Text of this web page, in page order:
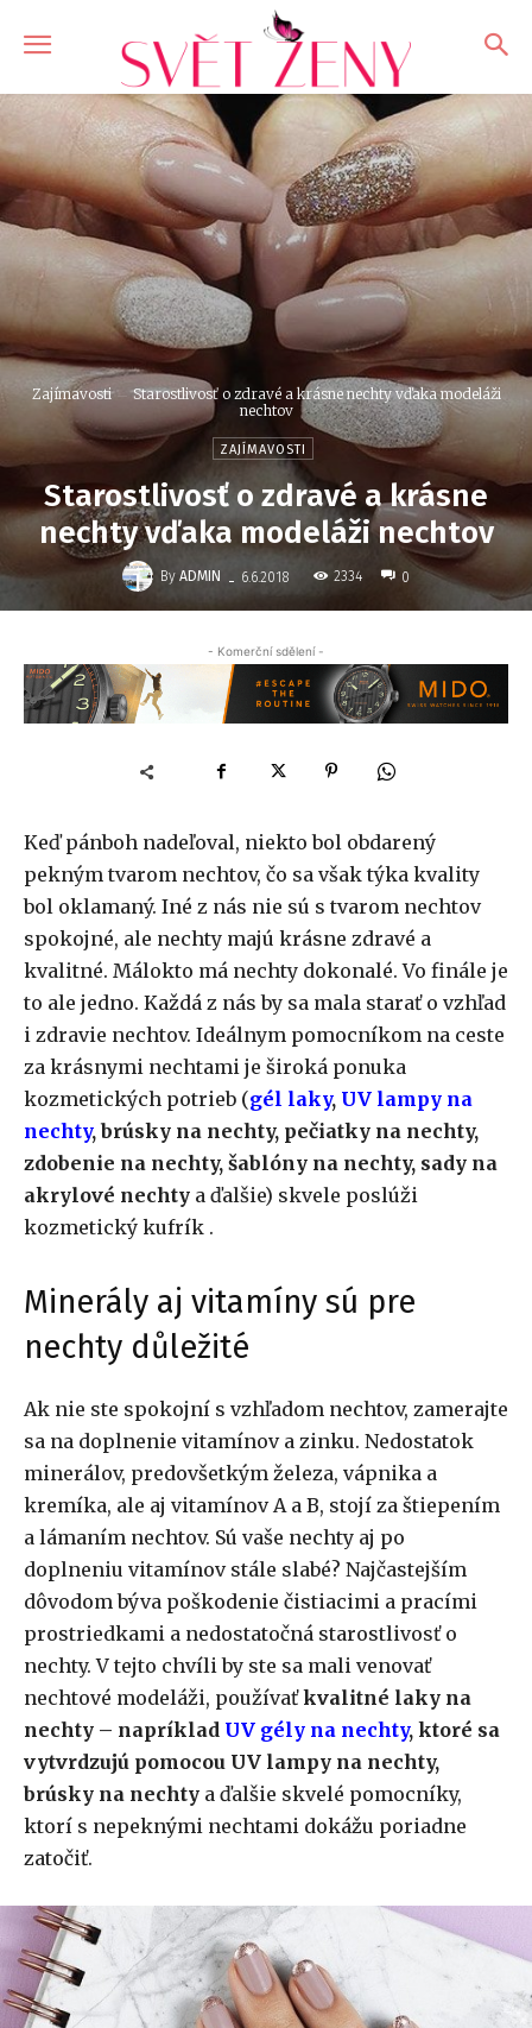
Zajímavosti
Starostlivosť o zdravé a krásne nechty vďaka modeláži
nechtov
ZAJÍMAVOSTI
Starostlivosť o zdravé a krásne
nechty vďaka modeláži nechtov
By ADMIN - 6.6.2018 2334 0
- Komerční sdělení -
Keď pánboh nadeľoval, niekto bol obdarený
pekným tvarom nechtov, čo sa však týka kvality
bol oklamaný. Iné z nás nie sú s tvarom nechtov
spokojné, ale nechty majú krásne zdravé a
kvalitné. Málokto má nechty dokonalé. Vo finále je
to ale jedno. Každá z nás by sa mala starať o vzhľad
i zdravie nechtov. Ideálnym pomocníkom na ceste
za krásnymi nechtami je široká ponuka
kozmetických potrieb (gél laky, UV lampy na
nechty, brúsky na nechty, pečiatky na nechty,
zdobenie na nechty, šablóny na nechty, sady na
akrylové nechty a ďalšie) skvele poslúži
kozmetický kufrík .
Minerály aj vitamíny sú pre
nechty důležité
Ak nie ste spokojní s vzhľadom nechtov, zamerajte
sa na doplnenie vitamínov a zinku. Nedostatok
minerálov, predovšetkým železa, vápnika a
kremíka, ale aj vitamínov A a B, stojí za štiepením
a lámaním nechtov. Sú vaše nechty aj po
doplneniu vitamínov stále slabé? Najčastejším
dôvodom býva poškodenie čistiacimi a pracími
prostriedkami a nedostatočná starostlivosť o
nechty. V tejto chvíli by ste sa mali venovať
nechtové modeláži, používaťkvalitné laky na
nechty – napríklad UV gély na nechty, ktoré sa
vytvrdzujú pomocou UV lampy na nechty,
brúsky na nechty a ďalšie skvelé pomocníky,
ktorí s nepeknými nechtami dokážu poriadne
zatočiť.